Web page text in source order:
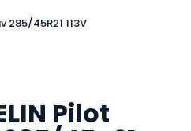
285/45R21 113V
Pilot